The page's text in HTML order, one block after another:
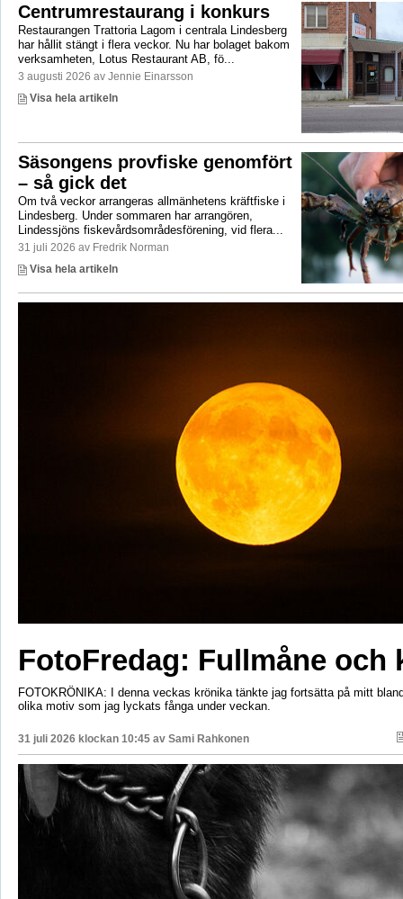
Centrumrestaurang i konkurs
Restaurangen Trattoria Lagom i centrala Lindesberg
har hållit stängt i flera veckor. Nu har bolaget bakom
verksamheten, Lotus Restaurant AB, fö...
3 augusti 2026 av Jennie Einarsson
Visa hela artikeln
Säsongens provfiske genomfört
– så gick det
Om två veckor arrangeras allmänhetens kräftfiske i
Lindesberg. Under sommaren har arrangören,
Lindessjöns fiskevårdsområdesförening, vid flera...
31 juli 2026 av Fredrik Norman
Visa hela artikeln
FotoFredag: Fullmåne och
FOTOKRÖNIKA: I denna veckas krönika tänkte jag fortsätta på mitt
olika motiv som jag lyckats fånga under veckan.
31 juli 2026 klockan 10:45 av Sami Rahkonen